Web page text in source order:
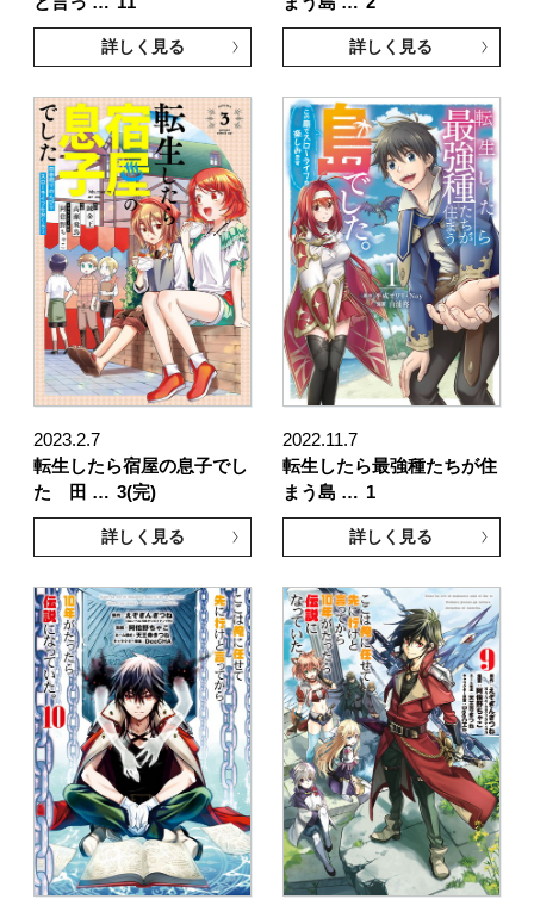
詳しく見る 詳しく見る
2023.2.7
転生したら宿屋の息子でし
た 田 … 3(完)
詳しく見る
2022.11.7
転生したら最強種たちが住
まう島 … 1
詳しく見る